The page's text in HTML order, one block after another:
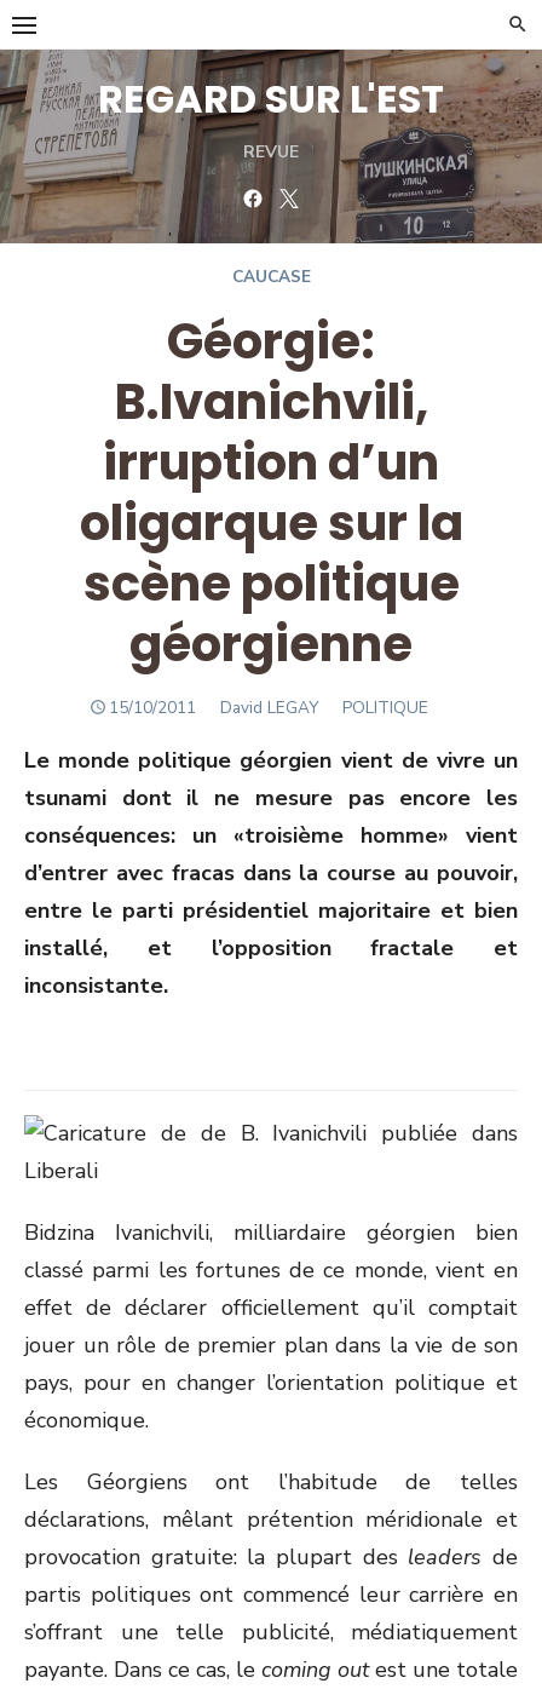
Skip
to
content
REGARD SUR L'EST
REVUE
FacebookTwitter
CAUCASE
Géorgie:
B.Ivanichvili,
irruption d’un
oligarque sur la
scène politique
géorgienne
POSTED
15/10/2011 Author
David LEGAY POLITIQUE
Le monde politique géorgien vient de vivre un
tsunami dont il ne mesure pas encore les
conséquences: un «troisième homme» vient
d’entrer avec fracas dans la course au pouvoir,
entre le parti présidentiel majoritaire et bien
installé, et l’opposition fractale et
inconsistante.
Bidzina Ivanichvili, milliardaire géorgien bien
classé parmi les fortunes de ce monde, vient en
effet de déclarer officiellement qu’il comptait
jouer un rôle de premier plan dans la vie de son
pays, pour en changer l’orientation politique et
économique.
Les Géorgiens ont l’habitude de telles
déclarations, mêlant prétention méridionale et
provocation gratuite: la plupart des leaders de
partis politiques ont commencé leur carrière en
s’offrant une telle publicité, médiatiquement
payante. Dans ce cas, le coming outest une totale